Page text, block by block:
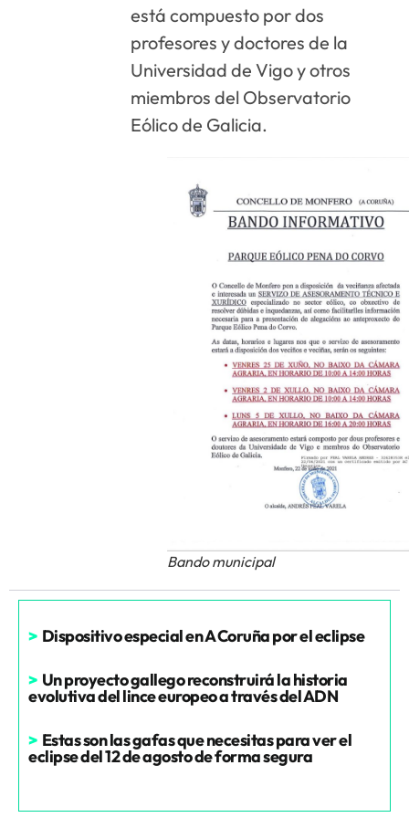
está compuesto por dos
profesores y doctores de la
Universidad de Vigo y otros
miembros del Observatorio
Eólico de Galicia.
Bando municipal
> Dispositivo especial en A Coruña por el eclipse
> Un proyecto gallego reconstruirá la historia
evolutiva del lince europeo a través del ADN
> Estas son las gafas que necesitas para ver el
eclipse del 12 de agosto de forma segura